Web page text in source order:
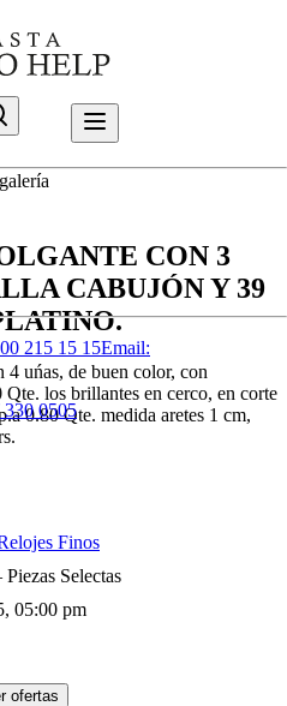
215 15 15Email:
330 0505
CON 3
CABUJÓN Y 39
4 uńas, de buen color, con
los brillantes en cerco, en corte
0.80 Qte. medida aretes 1 cm,
Finos
Selectas
05:00 pm
ofertas